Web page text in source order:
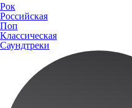
Рок
Российская
Поп
Классическая
Саундтреки